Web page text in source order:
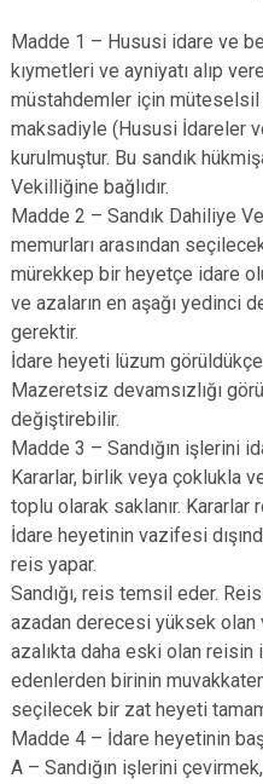
Madde 1 – Hususi idare ve
kıymetleri ve ayniyatı alıp
müstahdemler için
maksadiyle (Hususi İdareler
kurulmuştur. Bu sandık
Vekilliğine bağlıdır.
Madde 2 – Sandık Dahiliye
memurları arasından
mürekkep bir heyetçe idare
ve azaların en aşağı yedinci
gerektir.
İdare heyeti lüzum
Mazeretsiz devamsızlığı
değiştirebilir.
Madde 3 – Sandığın işlerini
Kararlar, birlik veya çoklukla
toplu olarak saklanır. Kararlar
İdare heyetinin vazifesi
reis yapar.
Sandığı, reis temsil eder.
azadan derecesi yüksek
azalıkta daha eski olan
edenlerden birinin
seçilecek bir zat heyeti
Madde 4 – İdare heyetinin
A – Sandığın işlerini